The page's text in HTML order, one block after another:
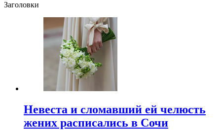
Заголовки
Невеста и сломавший ей челюсть
жених расписались в Сочи